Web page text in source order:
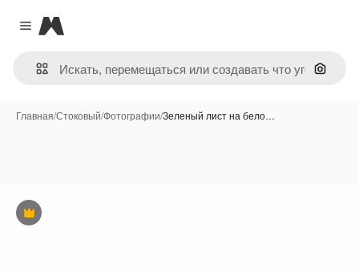
Close menu
Magnific
Поиск
Главная/Стоковый/Фотографии/Зеленый лист на бело…
Премиум